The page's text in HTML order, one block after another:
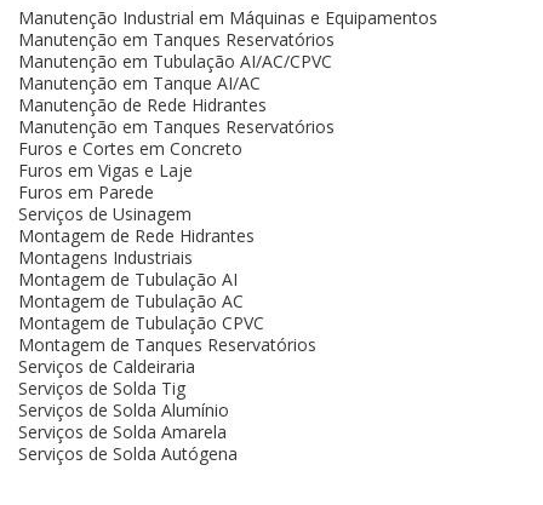
Manutenção Industrial em Máquinas e Equipamentos
Manutenção em Tanques Reservatórios
Manutenção em Tubulação AI/AC/CPVC
Manutenção em Tanque AI/AC
Manutenção de Rede Hidrantes
Manutenção em Tanques Reservatórios
Furos e Cortes em Concreto
Furos em Vigas e Laje
Furos em Parede
Serviços de Usinagem
Montagem de Rede Hidrantes
Montagens Industriais
Montagem de Tubulação AI
Montagem de Tubulação AC
Montagem de Tubulação CPVC
Montagem de Tanques Reservatórios
Serviços de Caldeiraria
Serviços de Solda Tig
Serviços de Solda Alumínio
Serviços de Solda Amarela
Serviços de Solda Autógena